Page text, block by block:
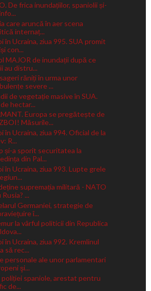
De frica inundațiilor, spaniolii și-
care aruncă în aer scena
internaț...
în Ucraina, ziua 995. SUA promit
con...
MAJOR de inundații după ce
au distru...
răniți în urma unor
severe ...
de vegetație masive în SUA.
hectar...
Europa se pregătește de
Măsurile...
în Ucraina, ziua 994. Oficial de la
R...
și-a sporit securitatea la
din Pal...
în Ucraina, ziua 993. Lupte grele
supremația militară - NATO
Rusia? ...
Germaniei, strategie de
î...
la vârful politicii din Republica
în Ucraina, ziua 992. Kremlinul
să rec...
personale ale unor parlamentari
şi...
poliției spaniole, arestat pentru
de...